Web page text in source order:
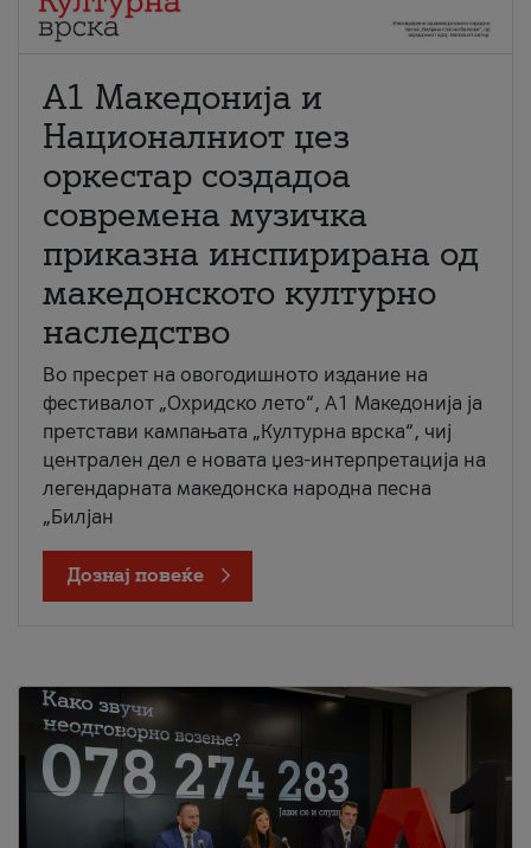
А1 Македонија и
Националниот џез
оркестар создадоа
современа музичка
приказна инспирирана од
македонското културно
наследство
Во пресрет на овогодишното издание на
фестивалот „Охридско лето“, А1 Македонија ја
претстави кампањата „Културна врска“, чиј
централен дел е новата џез-интерпретација на
легендарната македонска народна песна
„Билјан
Дознај повеќе